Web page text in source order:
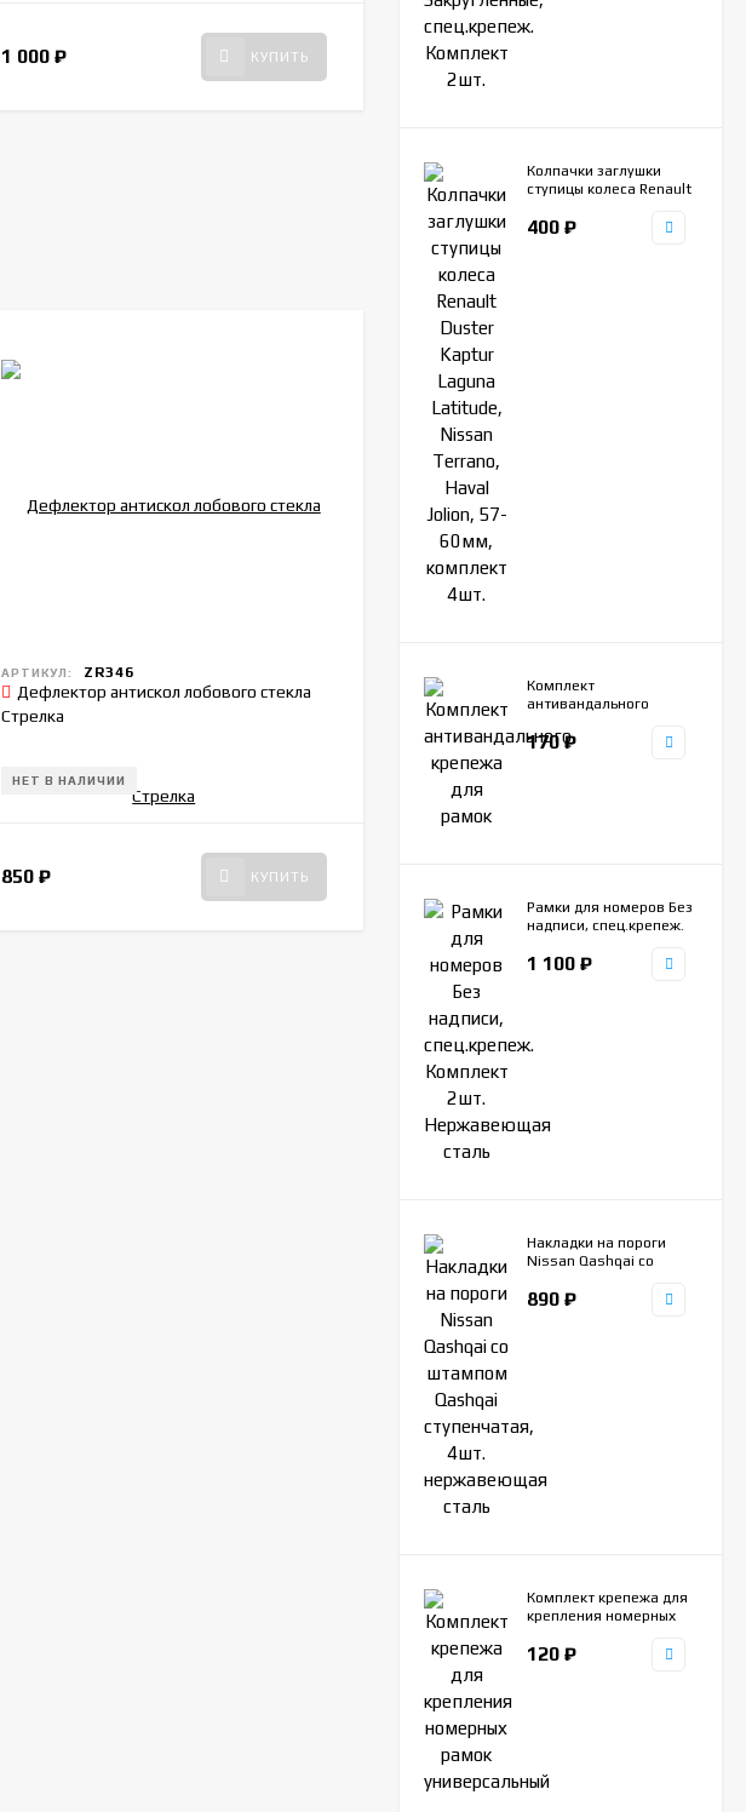
1 000 ₽ КУПИТЬ
АРТИКУЛ: ZR346
Дефлектор антискол лобового стекла
Стрелка
НЕТ В НАЛИЧИИ
850 ₽ КУПИТЬ
Ключ-квадрат 8мм для маслосливной
пробки, с головкой квадрат
Колпачки заглушки
ступицы колеса Renault
Latitude, Nissan
400 ₽
Комплект
антивандального
170₽
Рамки для номеров Без
надписи, спец.крепеж.
Нержавеющая сталь
1 100 ₽
Накладки на пороги
Nissan Qashqai со
ступенчатая, 4шт.
890 ₽
Комплект крепежа для
крепления номерных
120 ₽